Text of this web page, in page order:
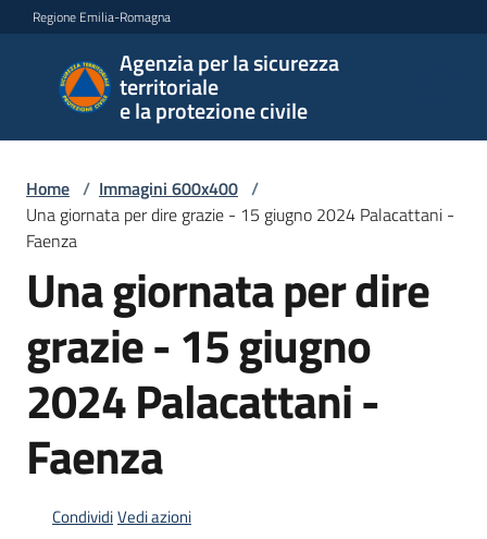
Vai al contenuto
Vai alla navigazione
Vai al footer
Regione Emilia-Romagna
Agenzia per la sicurezza
territoriale
e la protezione civile
Agenzia
per la
sicurezza
e la
protezione
Argomenti
Novità
Servizi
Home / Immagini 600x400 /
Una giornata per dire grazie - 15 giugno 2024 Palacattani -
Faenza
Una giornata per dire
grazie - 15 giugno
2024 Palacattani -
Faenza
CondividiVedi azioni